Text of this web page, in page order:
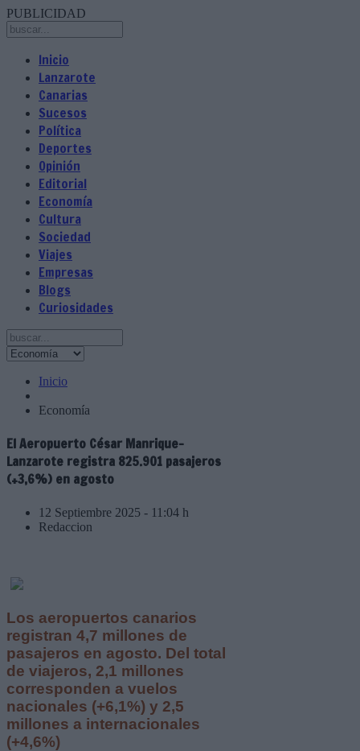
PUBLICIDAD
Inicio
Lanzarote
Canarias
Sucesos
Política
Deportes
Opinión
Editorial
Economía
Cultura
Sociedad
Viajes
Empresas
Blogs
Curiosidades
Inicio
Economía
El Aeropuerto César Manrique-
Lanzarote registra 825.901 pasajeros
(+3,6%) en agosto
12 Septiembre 2025 - 11:04 h
Redaccion
Los aeropuertos canarios
registran 4,7 millones de
pasajeros en agosto. Del total
de viajeros, 2,1 millones
corresponden a vuelos
nacionales (+6,1%) y 2,5
millones a internacionales
(+4,6%)